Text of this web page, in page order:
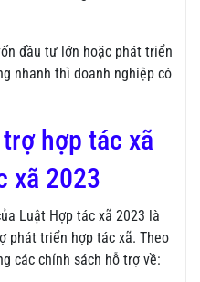
đầu tư lớn hoặc phát triển
nhanh thì doanh nghiệp có
hợp tác xã
xã 2023
Luật Hợp tác xã 2023 là
phát triển hợp tác xã. Theo
các chính sách hỗ trợ về: